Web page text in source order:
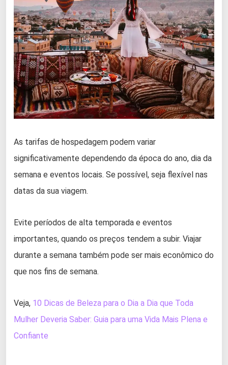
As tarifas de hospedagem podem variar
significativamente dependendo da época do ano, dia da
semana e eventos locais. Se possível, seja flexível nas
datas da sua viagem.
Evite períodos de alta temporada e eventos
importantes, quando os preços tendem a subir. Viajar
durante a semana também pode ser mais econômico do
que nos fins de semana.
Veja, 10 Dicas de Beleza para o Dia a Dia que Toda
Mulher Deveria Saber: Guia para uma Vida Mais Plena e
Confiante